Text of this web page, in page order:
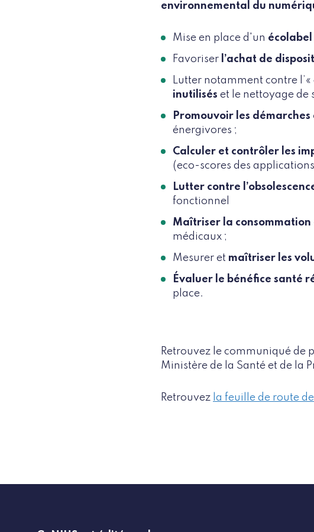
environnemental du
Mise en place d'un
Favoriser l’achat de
Lutter notamment contre l’«
inutilisés et le nettoyage de
Promouvoir les démarches
énergivores ;
Calculer et contrôler les
(eco-scores des
Lutter contre
fonctionnel
Maîtriser la
médicaux ;
Mesurer et maîtriser les
Évaluer le bénéfice santé
place.
Retrouvez le communiqué de
Ministère de la Santé et de la
Retrouvez la feuille de route